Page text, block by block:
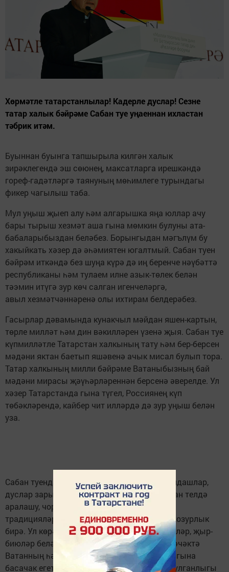
Хөрмәтле татарстанлылар! Кадерле дуслар! Сезне
татар халык бәйрәме Сабан туе уңаеннан ихластан
тәбрик итәм.
Буыннан буынга тапшырыла килгән халык
зирәклегендә эш сөюнең, максатларга ирешкәндә
гореф-гадәтләргә таянуның мөһимлеге турындагы
фикер чагылыш таба.
Мул уңыш җыеп алу һәм алгарышка яңа юллар ачу
бары тырыш хезмәт аша гына мөмкин булуны ата-
бабаларыбыздан беләбез. Борынгыдан мәгълүм бу
хакыйкать хәзер дә әһәмиятен югалтмый. Сабан туен
бәйрәм иткәндә без шуңа күрә дә иң беренче нәүбәттә
республиканы һәм тулаем илне азык-төлек белән
тәэмин итүгә зур көч салган игенчеләргә,
авыл хезмәтчәннәренә олы ихтирам белдерәбез.
Гасырлар дәвамында кунакчыл мәйдан яшен-картын,
төрле милләт һәм дин вәкилләрен үзенә җыя. Сабан туе
күпмилләтле Татарстан халкының тату һәм бер-берсен
мәдәни яктан баетып яшәвенә ачык мисал булып тора.
Татар халкының милли бәйрәме Ватаныбызның бай
мәдәни мирасы җәүһәрләреннән берсенә әверелде. Ул
хәзер Татарстанда гына түгел, Россиянең күп
төбәкләрендә, кайбер чит илләрдә дә зур уңыш белән
уза.
Сабан туенда очрашуны туган-тумача, авылдашлар,
дуслар зарыгып көтеп ала. Җанга якын туган телдә
аралашу, чорлар узып килгән йолаларны,
традицияләрне яңарту һәркемнең җанына хозурлык
бирә. Ул көрәш дәрте, халык уеннары, бәйгеләр, җыр-
биюләр белән йөрәкләрне җилкендерә. Киләчәктә
Ватанның һәм үз гаиләләренең иминлеге сагына
басачак егетләрнең кыюлыгы, җитезлеге, булганлыгы